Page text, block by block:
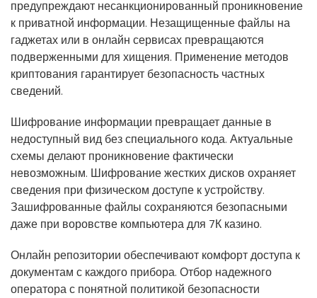
предупреждают несанкционированный проникновение
к приватной информации. Незащищенные файлы на
гаджетах или в онлайн сервисах превращаются
подверженными для хищения. Применение методов
криптования гарантирует безопасность частных
сведений.
Шифрование информации превращает данные в
недоступный вид без специального кода. Актуальные
схемы делают проникновение фактически
невозможным. Шифрование жестких дисков охраняет
сведения при физическом доступе к устройству.
Зашифрованные файлы сохраняются безопасными
даже при воровстве компьютера для 7К казино.
Онлайн репозитории обеспечивают комфорт доступа к
документам с каждого прибора. Отбор надежного
оператора с понятной политикой безопасности